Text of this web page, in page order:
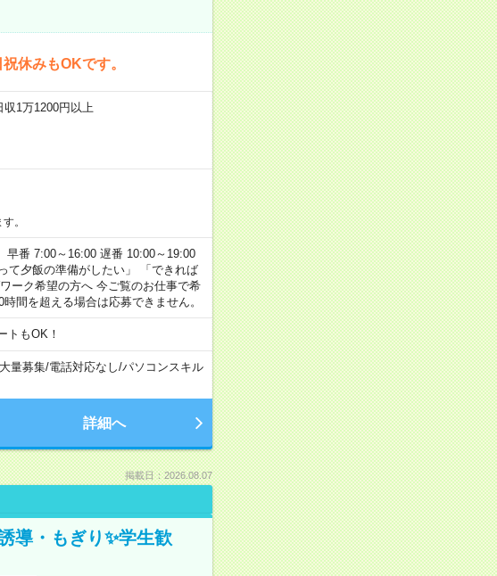
休みもOKです。
1万1200円以上
。
番 7:00～16:00 遅番 10:00～19:00
て夕飯の準備がしたい」 「できれば
ーク希望の方へ 今ご覧のお仕事で希
間を超える場合は応募できません。
トもOK！
量募集/電話対応なし/パソコンスキル
詳細へ
掲載日：2026.08.07
導・もぎり✨学生歓